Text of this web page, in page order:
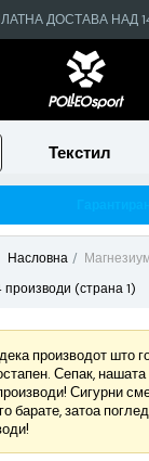
ДОСТАВА НАД
Текстил
Насловна
(страна 1)
производот што
Сепак,
Сигурни
барате, затоа